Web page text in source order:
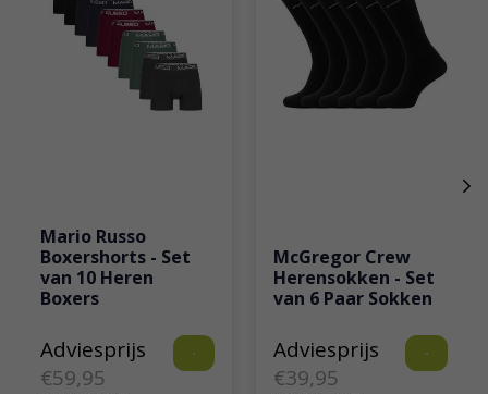
Mario Russo
Boxershorts - Set
van 10 Heren
Boxers
Adviesprijs
€59,95
McGregor Crew
Herensokken - Set
van 6 Paar Sokken
Adviesprijs
€39,95